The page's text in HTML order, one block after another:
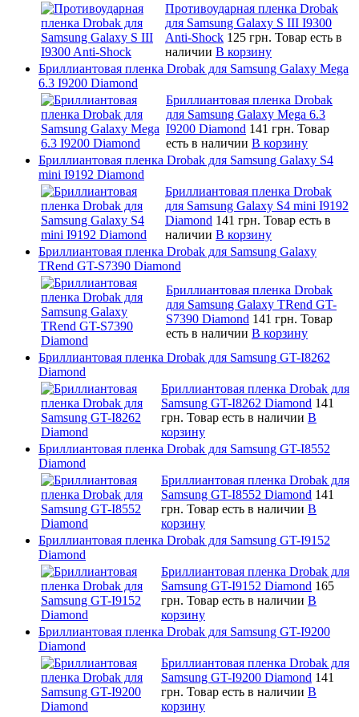
Противоударная пленка Drobak
для Samsung Galaxy S III I9300
Anti-Shock 125 грн. Товар есть в
наличии В корзину
Бриллиантовая пленка Drobak для Samsung Galaxy Mega
6.3 I9200 Diamond
Бриллиантовая пленка Drobak
для Samsung Galaxy Mega 6.3
I9200 Diamond 141 грн. Товар
есть в наличии В корзину
Бриллиантовая пленка Drobak для Samsung Galaxy S4
mini I9192 Diamond
Бриллиантовая пленка Drobak
для Samsung Galaxy S4 mini I9192
Diamond 141 грн. Товар есть в
наличии В корзину
Бриллиантовая пленка Drobak для Samsung Galaxy
TRend GT-S7390 Diamond
Бриллиантовая пленка Drobak
для Samsung Galaxy TRend GT-
S7390 Diamond 141 грн. Товар
есть в наличии В корзину
Бриллиантовая пленка Drobak для Samsung GT-I8262
Diamond
Бриллиантовая пленка Drobak для
Samsung GT-I8262 Diamond 141
грн. Товар есть в наличии В
корзину
Бриллиантовая пленка Drobak для Samsung GT-I8552
Diamond
Бриллиантовая пленка Drobak для
Samsung GT-I8552 Diamond 141
грн. Товар есть в наличии В
корзину
Бриллиантовая пленка Drobak для Samsung GT-I9152
Diamond
Бриллиантовая пленка Drobak для
Samsung GT-I9152 Diamond 165
грн. Товар есть в наличии В
корзину
Бриллиантовая пленка Drobak для Samsung GT-I9200
Diamond
Бриллиантовая пленка Drobak для
Samsung GT-I9200 Diamond 141
грн. Товар есть в наличии В
корзину